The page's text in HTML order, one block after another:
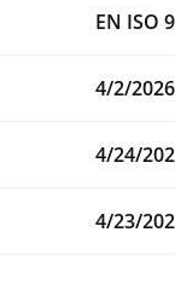
EN ISO
4/2/2026
4/24/
4/23/